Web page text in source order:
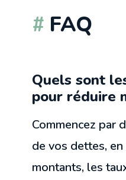
FAQ
Quels sont
pour réduire
Commencez par
de vos dettes,
montants, les